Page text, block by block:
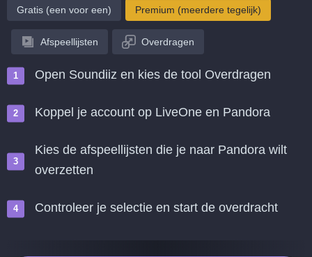
Gratis (een voor een) Premium (meerdere tegelijk)
Afspeellijsten Overdragen
Open Soundiiz en kies de tool Overdragen
Koppel je account op LiveOne en Pandora
Kies de afspeellijsten die je naar Pandora wilt
overzetten
Controleer je selectie en start de overdracht